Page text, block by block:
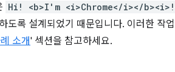
Hi! <b>I'm <i>Chrome</i></
록 설계되었기 때문입니다. 이러한 작
소개' 섹션을 참고하세요.